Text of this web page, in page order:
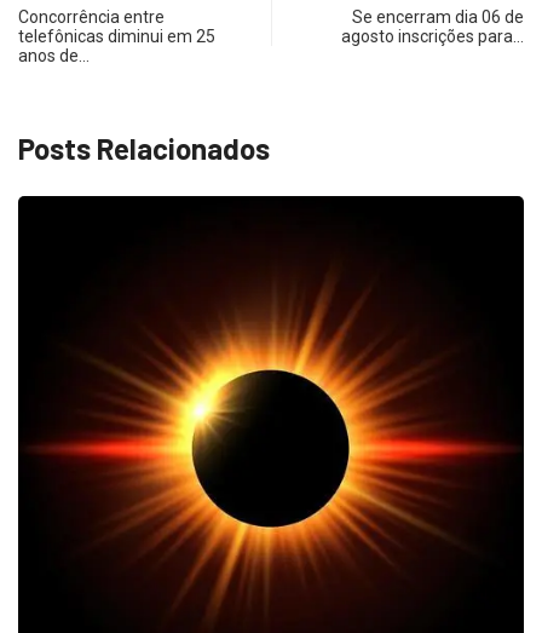
Concorrência entre
telefônicas diminui em 25
anos de…
Se encerram dia 06 de
agosto inscrições para…
Posts Relacionados